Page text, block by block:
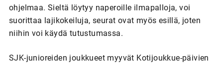
ohjelmaa. Sieltä löytyy naperoille ilmapalloja, voi
suorittaa lajikokeiluja, seurat ovat myös esillä, joten
niihin voi käydä tutustumassa.
SJK-junioreiden joukkueet myyvät Kotijoukkue-päivien